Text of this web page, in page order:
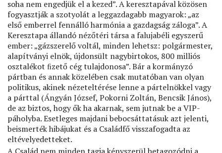
soha nem engedjük el a kezed”. A keresztapával közösen
fogyasztják a szotyolát a leggazdagabb magyarok: „az
első emberrel fennálló harmónia a gazdagság záloga”. A
Keresztapa állandó nézőtéri társa a falujabéli egyszerű
ember: „gázszerelő voltál, minden lehetsz: polgármester,
alapítványi elnök, újdonsült nagybirtokos, 800 milliós
osztalékot ﬁzető cég tulajdonosa”. Bár a kormányzó
pártban és annak közelében csak mutatóban van olyan
politikus, akinek nézeteltérése lenne a pártelnökkel vagy
a párttal (Ángyán József, Pokorni Zoltán, Bencsik János),
de az biztos, hogy ők ha akarnak, sem jutnak be a VIP-
páholyba. Esetleges majdani bebocsáttatásuk azt jelenti,
beismerték hibájukat és a Családfő visszafogadta az
eltévelyedetteket.